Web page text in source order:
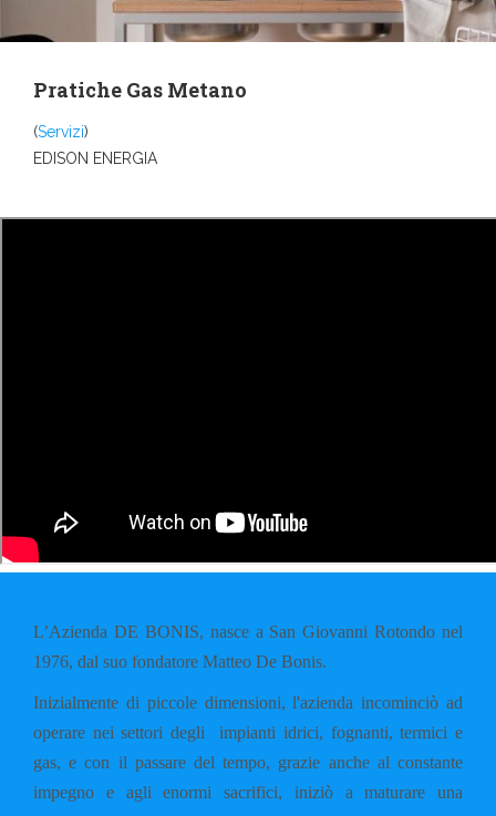
Pratiche Gas Metano
(Servizi)
EDISON ENERGIA
L’Azienda DE BONIS, nasce a San Giovanni Rotondo nel
1976, dal suo fondatore Matteo De Bonis.
Inizialmente di piccole dimensioni, l'azienda incominciò ad
operare nei settori degli impianti idrici, fognanti, termici e
gas, e con il passare del tempo, grazie anche al constante
impegno e agli enormi sacrifici, iniziò a maturare una